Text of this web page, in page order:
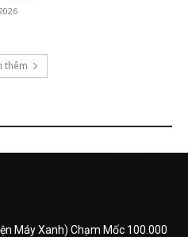
thêm
Máy Xanh) Chạm Mốc 100.000